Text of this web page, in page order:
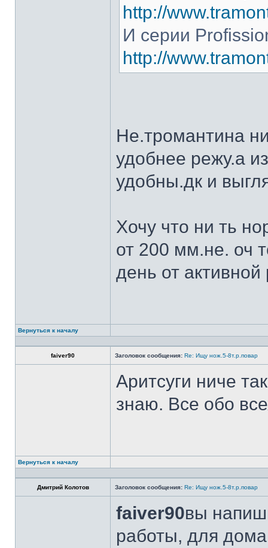
http://
И серии
http://
Не.тромантина
удобнее режу.а
удобны.дк и
Хочу что ни ть
от 200 мм.не. оч
день от
Вернуться к началу
faiver90 Заголовок сообщения: Re: Ищу нож.5-8т.р.повар
Аритсуги ниче
знаю. Все обо
Вернуться к началу
Дмитрий Колотов Заголовок сообщения: Re: Ищу нож.5-8т.р.повар
faiver90вы
работы, для